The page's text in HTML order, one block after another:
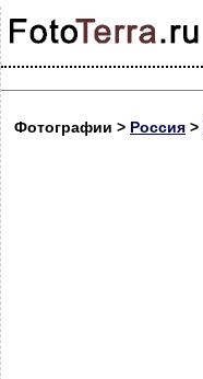
Фотографии > Россия >